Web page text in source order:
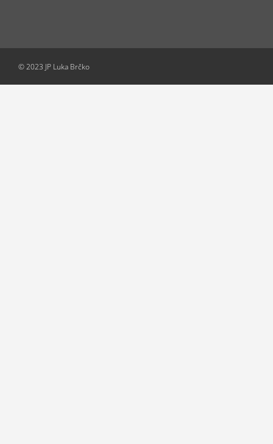
© 2023 JP Luka Brčko